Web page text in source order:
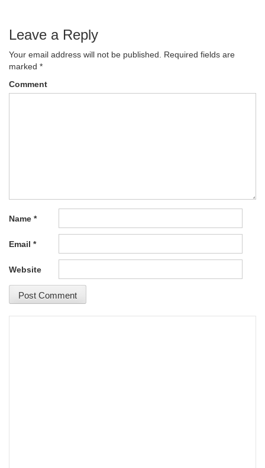
Leave a Reply
Your email address will not be published. Required fields are
marked *
Comment
Name *
Email *
Website